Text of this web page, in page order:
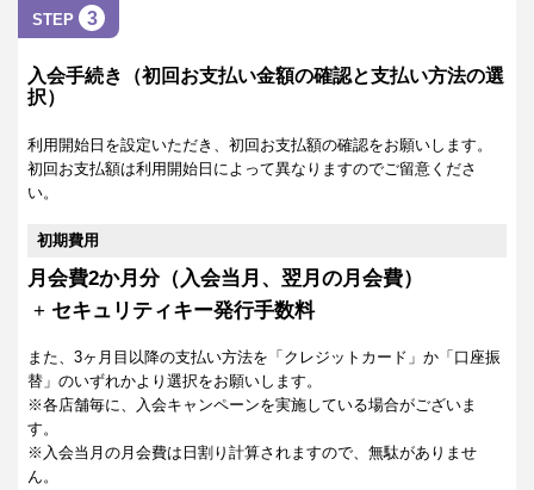
STEP 3
入会手続き（初回お支払い金額の確認と支払い方法の選
択）
利用開始日を設定いただき、初回お支払額の確認をお願いします。
初回お支払額は利用開始日によって異なりますのでご留意くださ
い。
初期費用
月会費2か月分（入会当月、翌月の月会費）
+ セキュリティキー発行手数料
また、3ヶ月目以降の支払い方法を「クレジットカード」か「口座振
替」のいずれかより選択をお願いします。
※各店舗毎に、入会キャンペーンを実施している場合がございま
す。
※入会当月の月会費は日割り計算されますので、無駄がありませ
ん。